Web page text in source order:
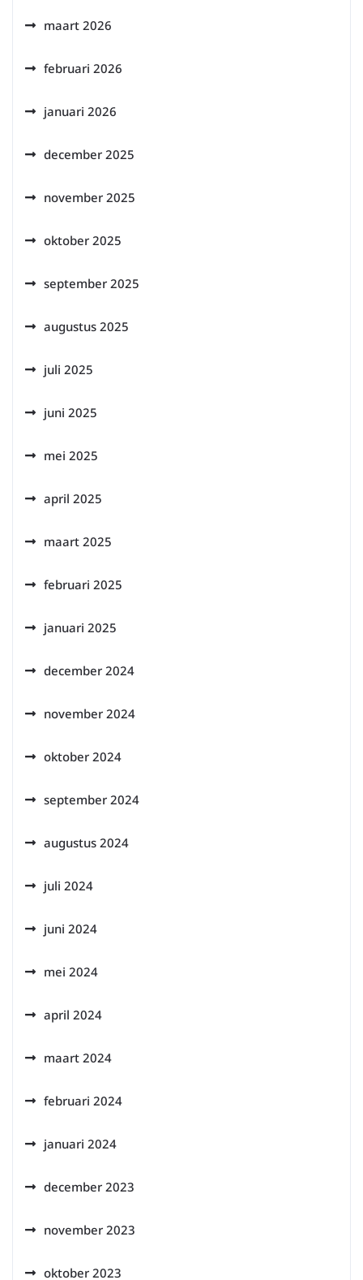
maart 2026
februari 2026
januari 2026
december 2025
november 2025
oktober 2025
september 2025
augustus 2025
juli 2025
juni 2025
mei 2025
april 2025
maart 2025
februari 2025
januari 2025
december 2024
november 2024
oktober 2024
september 2024
augustus 2024
juli 2024
juni 2024
mei 2024
april 2024
maart 2024
februari 2024
januari 2024
december 2023
november 2023
oktober 2023